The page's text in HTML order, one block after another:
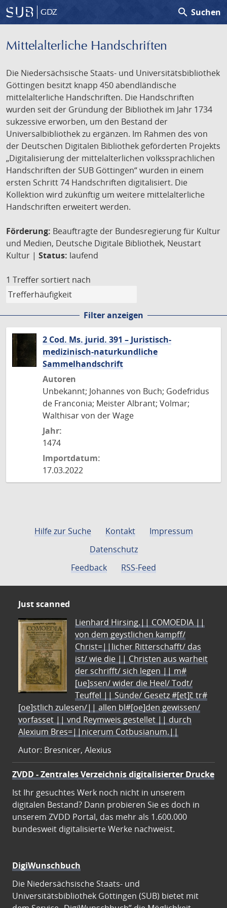
GDZ search Suchen
Mittelalterliche Handschriften
Die Niedersächsische Staats- und Universitätsbibliothek
Göttingen besitzt knapp 450 abendländische
mittelalterliche Handschriften. Die Handschriften
wurden seit der Gründung der Bibliothek im Jahr 1734
sukzessive erworben, um den Bestand der
Universalbibliothek zu ergänzen. Im Rahmen des von
der Deutschen Digitalen Bibliothek geförderten Projekts
„Digitalisierung der mittelalterlichen volkssprachlichen
Handschriften der SUB Göttingen“ wurden in einem
ersten Schritt 74 Handschriften digitalisiert. Die
Kollektion wird zukünftig um weitere mittelalterliche
Handschriften erweitert werden.
Förderung: Beauftragte der Bundesregierung für Kultur
und Medien, Deutsche Digitale Bibliothek, Neustart
Kultur | Status: laufend
1 Treffer sortiert nach
Filter anzeigen
2 Cod. Ms. jurid. 391 – Juristisch-
medizinisch-naturkundliche
Sammelhandschrift
Autoren
Unbekannt; Johannes von Buch; Godefridus
de Franconia; Meister Albrant; Volmar;
Walthisar von der Wage
Jahr:
1474
Importdatum:
17.03.2022
Hilfe zur Suche Kontakt
Impressum
Datenschutz
Feedback
RSS-Feed
Just scanned
Lienhard Hirsing.|| COMOEDIA ||
von dem geystlichen kampff/
Christ=||licher Ritterschafft/ das
ist/ wie die || Christen aus warheit
der schrifft/ sich legen || m#
[ue]ssen/ wider die Heel/ Todt/
Teuffel || Sünde/ Gesetz #[et]c̃ tr#
[oe]stlich zulesen/|| allen bl#[oe]den gewissen/
vorfasset || vnd Reymweis gestellet || durch
Alexium Bres=||nicerum Cotbusianum.||
Autor: Bresnicer, Alexius
ZVDD - Zentrales Verzeichnis digitalisierter Drucke
Ist Ihr gesuchtes Werk noch nicht in unserem
digitalen Bestand? Dann probieren Sie es doch in
unserem ZVDD Portal, das mehr als 1.600.000
bundesweit digitalisierte Werke nachweist.
DigiWunschbuch
Die Niedersächsische Staats- und
Universitätsbibliothek Göttingen (SUB) bietet mit